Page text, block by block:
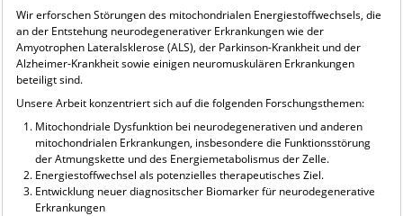
LEHRE UND AUSBILDUNG
BEWERBER
NEUVANET SAN
Wir erforschen Störungen des mitochondrialen Energiestoffwechsels, die
an der Entstehung neurodegenerativer Erkrankungen wie der
Amyotrophen Lateralsklerose (ALS), der Parkinson-Krankheit und der
Alzheimer-Krankheit sowie einigen neuromuskulären Erkrankungen
beteiligt sind.
Unsere Arbeit konzentriert sich auf die folgenden Forschungsthemen:
Mitochondriale Dysfunktion bei neurodegenerativen und anderen
mitochondrialen Erkrankungen, insbesondere die Funktionsstörung
der Atmungskette und des Energiemetabolismus der Zelle.
Energiestoffwechsel als potenzielles therapeutisches Ziel.
Entwicklung neuer diagnositscher Biomarker für neurodegenerative
Erkrankungen